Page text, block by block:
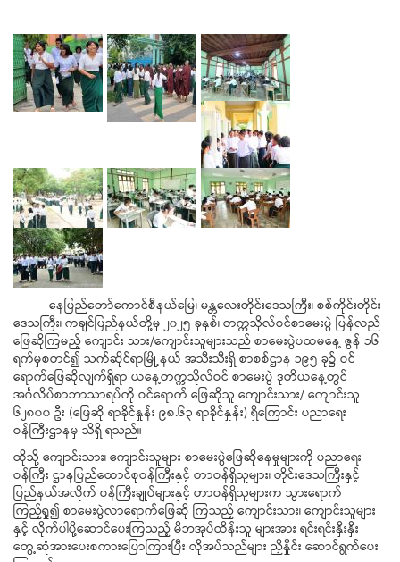
နေပြည်တော်ကောင်စီနယ်မြေ၊ မန္တလေးတိုင်းဒေသကြီး၊ စစ်ကိုင်းတိုင်း
ဒေသကြီး၊ ကချင်ပြည်နယ်တို့မှ ၂၀၂၅ ခုနှစ်၊ တက္ကသိုလ်ဝင်စာမေးပွဲ ပြန်လည်
ဖြေဆိုကြမည့် ကျောင်း သား/ကျောင်းသူများသည် စာမေးပွဲပထမနေ့ ဇွန် ၁၆
ရက်မှစတင်၍ သက်ဆိုင်ရာမြို့နယ် အသီးသီးရှိ စာစစ်ဌာန ၁၉၅ ခု၌ ဝင်
ရောက်ဖြေဆိုလျက်ရှိရာ ယနေ့တက္ကသိုလ်ဝင် စာမေးပွဲ ဒုတိယနေ့တွင်
အင်္ဂလိပ်စာဘာသာရပ်ကို ဝင်ရောက် ဖြေဆိုသူ ကျောင်းသား/ ကျောင်းသူ
၆၂၈၀၀ ဦး (ဖြေဆို ရာခိုင်နှုန်း ၉၈.၆၃ ရာခိုင်နှုန်း) ရှိကြောင်း ပညာရေး
ဝန်ကြီးဌာနမှ သိရှိ ရသည်။
ထိုသို့ ကျောင်းသား၊ ကျောင်းသူများ စာမေးပွဲဖြေဆိုနေမှုများကို ပညာရေး
ဝန်ကြီး ဌာနပြည်ထောင်စုဝန်ကြီးနှင့် တာဝန်ရှိသူများ၊ တိုင်းဒေသကြီးနှင့်
ပြည်နယ်အလိုက် ဝန်ကြီးချုပ်များနှင့် တာဝန်ရှိသူများက သွားရောက်
ကြည့်ရှု၍ စာမေးပွဲလာရောက်ဖြေဆို ကြသည့် ကျောင်းသား၊ ကျောင်းသူများ
နှင့် လိုက်ပါပို့ဆောင်ပေးကြသည့် မိဘအုပ်ထိန်းသူ များအား ရင်းရင်းနှီးနှီး
တွေ့ဆုံအားပေးစကားပြောကြားပြီး လိုအပ်သည်များ ညှိနှိုင်း ဆောင်ရွက်ပေး